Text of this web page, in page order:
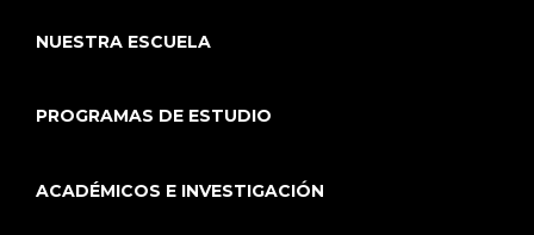
NUESTRA ESCUELA
PROGRAMAS DE ESTUDIO
ACADÉMICOS E INVESTIGACIÓN